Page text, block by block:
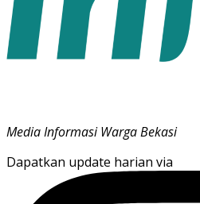
Media Informasi Warga Bekasi
Dapatkan update harian via